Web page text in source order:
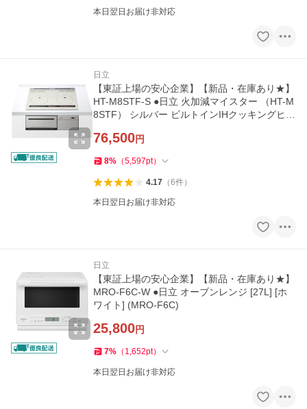
本日翌日お届け非対応
日立
【東証上場の安心企業】【新品・在庫あり★】
HT-M8STF-S ●日立 火加減マイスター （HT-M
8STF） シルバー ビルトインIHクッキングヒー
76,500円
8% （5,597pt）
4.17（6件）
本日翌日お届け非対応
日立
【東証上場の安心企業】【新品・在庫あり★】
MRO-F6C-W ●日立 オーブンレンジ [27L] [ホ
ワイト] (MRO-F6C)
25,800円
7% （ 1,652pt）
本日翌日お届け非対応